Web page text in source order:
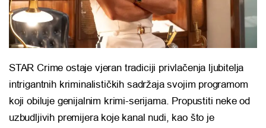
STAR Crime ostaje vjeran tradiciji privlačenja ljubitelja
intrigantnih kriminalističkih sadržaja svojim programom
koji obiluje genijalnim krimi-serijama. Propustiti neke od
uzbudljivih premijera koje kanal nudi, kao što je